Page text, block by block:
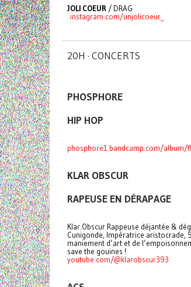
JOLI COEUR / DRAG
instagram.com/unjolicoeur_
20H · CONCERTS
PHOSPHORE
HIP HOP
phosphore1.bandcamp.com/album/
KLAR OBSCUR
RAPEUSE EN DÉRAPAGE
Klar.Obscur Rappeuse déjantée &
Cunigonde, Impératrice aristocrade,
maniement d’art et de
save the gouines !
youtube.com/@klarobscur393